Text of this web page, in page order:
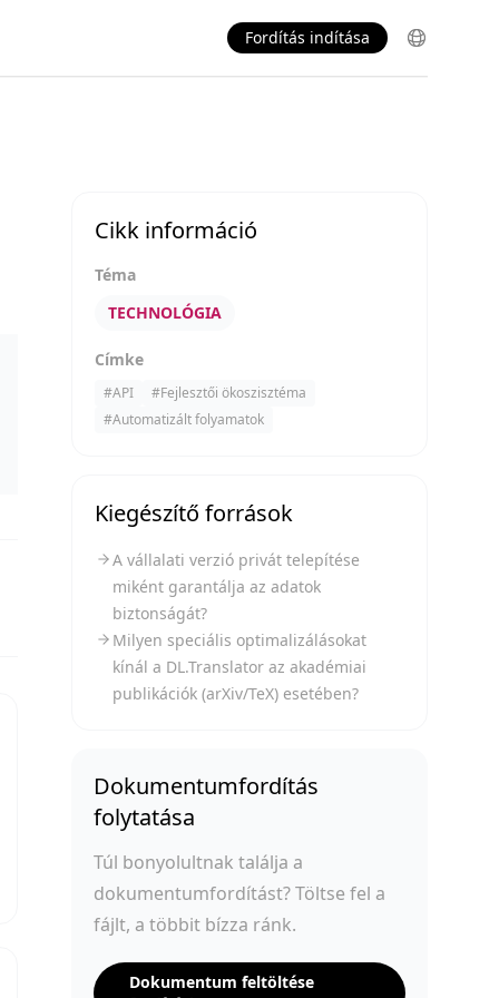
Fordítás indítása
Cikk információ
Téma
TECHNOLÓGIA
Címke
#API #Fejlesztői ökoszisztéma
#Automatizált folyamatok
Kiegészítő források
A vállalati verzió privát telepítése
miként garantálja az adatok
biztonságát?
Milyen speciális optimalizálásokat
kínál a DL.Translator az akadémiai
publikációk (arXiv/TeX) esetében?
Dokumentumfordítás
folytatása
Túl bonyolultnak találja a
dokumentumfordítást? Töltse fel a
fájlt, a többit bízza ránk.
Dokumentum feltöltése